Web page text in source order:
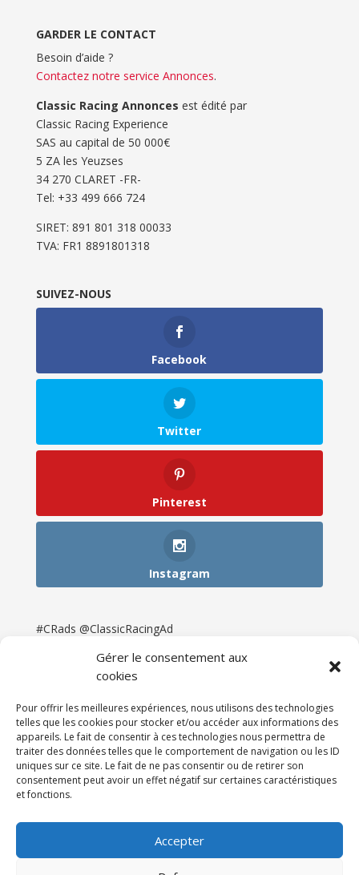
Gérer le consentement aux
cookies
Pour offrir les meilleures expériences, nous utilisons des technologies
telles que les cookies pour stocker et/ou accéder aux informations des
appareils. Le fait de consentir à ces technologies nous permettra de
traiter des données telles que le comportement de navigation ou les ID
uniques sur ce site. Le fait de ne pas consentir ou de retirer son
consentement peut avoir un effet négatif sur certaines caractéristiques
et fonctions.
Accepter
GARDER LE CONTACT
Besoin d’aide ?
Contactez notre service Annonces.
Classic Racing Annonces est édité par
Classic Racing Experience
SAS au capital de 50 000€
5 ZA les Yeuzses
34 270 CLARET -FR-
Tel: ‭+33 499 666 724‬
SIRET: 891 801 318 00033
TVA: FR1 8891801318
SUIVEZ-NOUS
Facebook
Twitter
Pinterest
Instagram
#CRads @ClassicRacingAd
Newsletter & Presse
Partenaires
Tarifs
Espace Client